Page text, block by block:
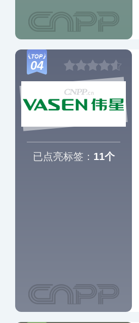
04
已点亮标签： 11个